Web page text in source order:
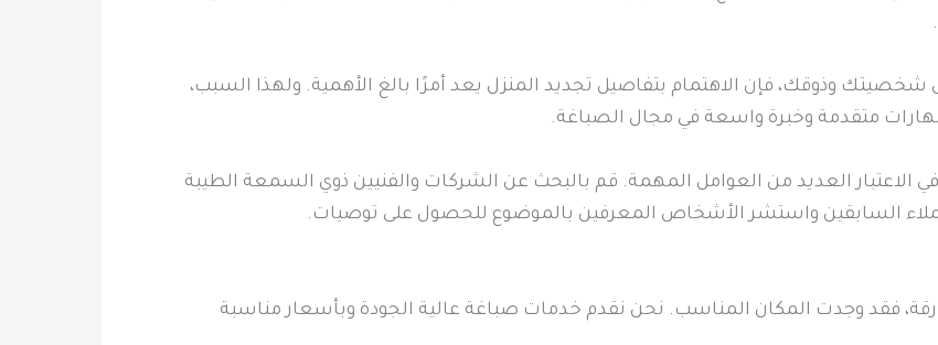
وذوقك، فإن الاهتمام بتفاصيل تجديد المنزل يعد أمرًا بالغ الأهمية. ولهذا السبب،
متقدمة وخبرة واسعة في مجال الصباغة.
الاعتبار العديد من العوامل المهمة. قم بالبحث عن الشركات والفنيين ذوي السمعة الطيبة
السابقين واستشر الأشخاص المعرفين بالموضوع للحصول على توصيات.
فقد وجدت المكان المناسب. نحن نقدم خدمات صباغة عالية الجودة وبأسعار مناسبة